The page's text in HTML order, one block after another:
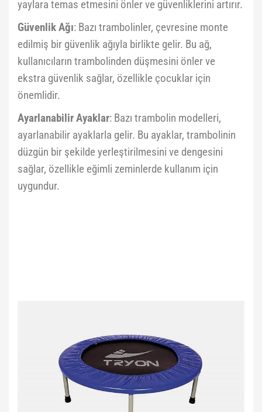
yaylara temas etmesini önler ve güvenliklerini artırır.
Güvenlik Ağı: Bazı trambolinler, çevresine monte
edilmiş bir güvenlik ağıyla birlikte gelir. Bu ağ,
kullanıcıların trambolinden düşmesini önler ve
ekstra güvenlik sağlar, özellikle çocuklar için
önemlidir.
Ayarlanabilir Ayaklar: Bazı trambolin modelleri,
ayarlanabilir ayaklarla gelir. Bu ayaklar, trambolinin
düzgün bir şekilde yerleştirilmesini ve dengesini
sağlar, özellikle eğimli zeminlerde kullanım için
uygundur.